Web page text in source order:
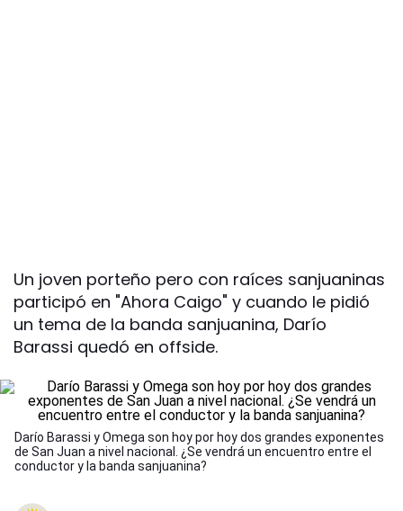
Un joven porteño pero con raíces sanjuaninas
participó en "Ahora Caigo" y cuando le pidió
un tema de la banda sanjuanina, Darío
Barassi quedó en offside.
Darío Barassi y Omega son hoy por hoy dos grandes exponentes
de San Juan a nivel nacional. ¿Se vendrá un encuentro entre el
conductor y la banda sanjuanina?